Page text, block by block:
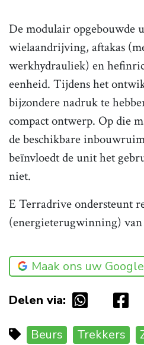
De modulair opgebouwde
wielaandrijving, aftakas
werkhydrauliek) en
eenheid. Tijdens het
bijzondere nadruk te
compact ontwerp. Op die
de beschikbare
beïnvloedt de unit het
niet.
E Terradrive ondersteunt
(energieterugwinning) van
Maak ons uw
Delen via:
Beurs Trekkers